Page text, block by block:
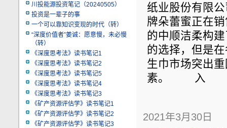
川投能源投资笔记（20240505）
投资是一辈子的事
一个可以靠知识变现的时代（转）
“深度价值者”姜诚：愿意慢，未必慢
（转）
《深度思考法》读书笔记1
《深度思考法》读书笔记2
《深度思考法》读书笔记5
《深度思考法》读书笔记4
《深度思考法》读书笔记3
《矿产资源评估学》读书笔记1
《矿产资源评估学》读书笔记2
《矿产资源评估学》读书笔记3
纸业股份有限
牌朵蕾蜜正在
的中顺洁柔构
的选择，但是
生巾市场突出
素。 入
2021年3月30日